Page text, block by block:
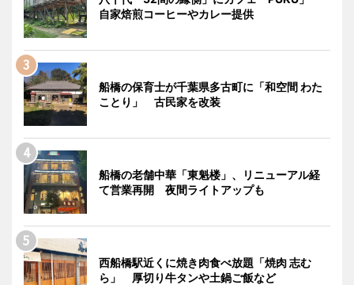
自家焙煎コーヒーやカレー提供
船橋の保育士が千葉県多古町に「和空間 わた
ことり」 古民家を改装
船橋の老舗中華「東魁楼」、リニューアル経
て営業再開 夜間ライトアップも
西船橋駅近くに焼き肉食べ放題「焼肉 志む
ら」 厚切り牛タンや土鍋ご飯など